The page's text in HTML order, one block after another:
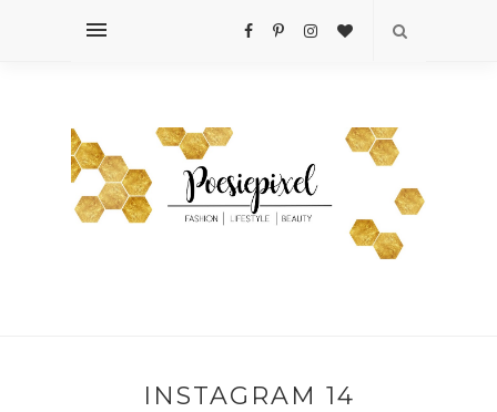
INSTAGRAM 14